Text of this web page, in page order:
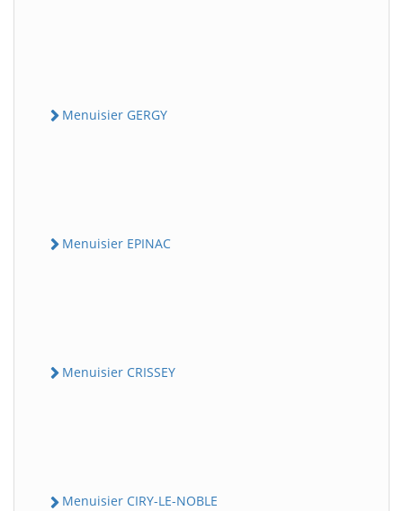
Menuisier GERGY
Menuisier EPINAC
Menuisier CRISSEY
Menuisier CIRY-LE-NOBLE